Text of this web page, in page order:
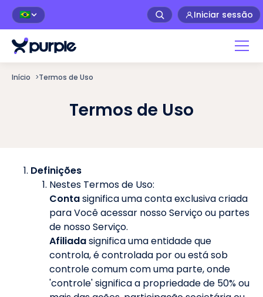
🇧🇷 Iniciar sessão
Início >Termos de Uso
Termos de Uso
Definições
Nestes Termos de Uso:
Contasignifica uma conta exclusiva criada
para Você acessar nosso Serviço ou partes
de nosso Serviço.
Afiliadasignifica uma entidade que
controla, é controlada por ou está sob
controle comum com uma parte, onde
'controle' significa a propriedade de 50% ou